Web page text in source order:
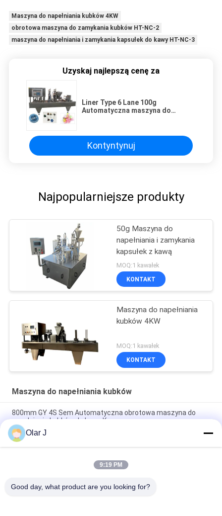
Maszyna do napełniania kubków 4KW
obrotowa maszyna do zamykania kubków HT-NC-2
maszyna do napełniania i zamykania kapsułek do kawy HT-NC-3
Uzyskaj najlepszą cenę za
Liner Type 6 Lane 100g
Automatyczna maszyna do
Kontyntynuj
Najpopularniejsze produkty
50g Maszyna do
napełniania i zamykania
kapsułek z kawą
MOQ:1 kawałek
KONTAKT
Maszyna do napełniania
kubków 4KW
MOQ:1 kawałek
KONTAKT
Maszyna do napełniania kubków
800mm GY 4S Sem Automatyczna obrotowa maszyna do
napełniania kubków do kawy K
Półautomatyczna maszyna do napełniania kubków
obrotowych 0,5 kW Jogurt Cup Sealing SN-1
JS 20CC Obrotowa maszyna do napełniania kubków
Olar J
9:19 PM
Good day, what product are you looking for?